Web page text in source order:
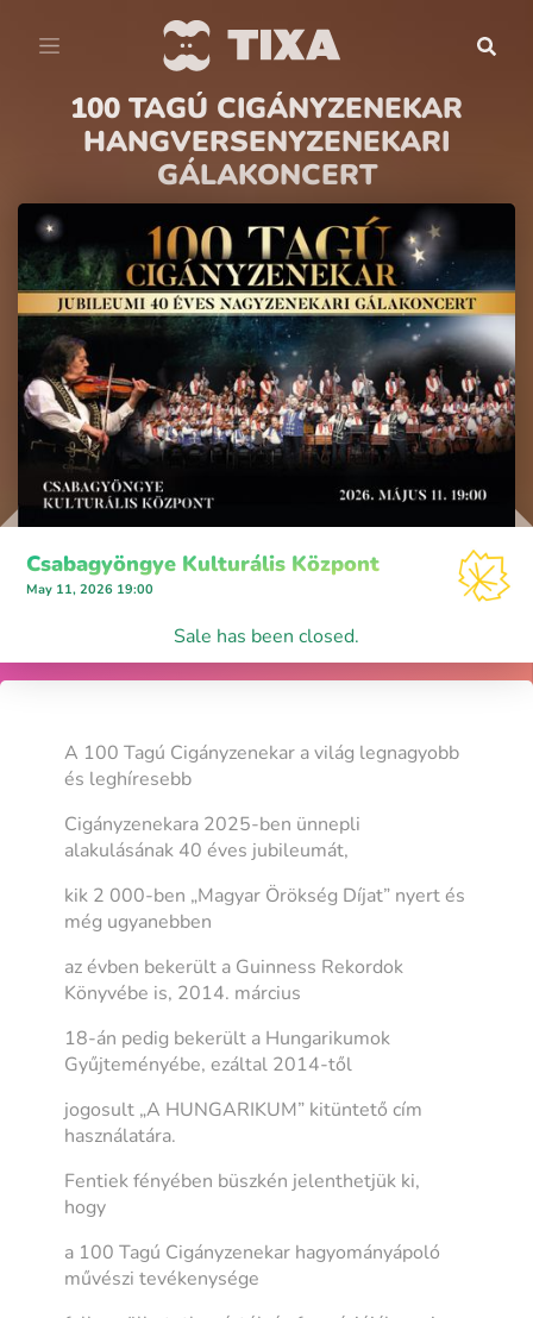
100 TAGÚ CIGÁNYZENEKAR
HANGVERSENYZENEKARI
GÁLAKONCERT
Csabagyöngye Kulturális Központ
May 11, 2026 19:00
Sale has been closed.
A 100 Tagú Cigányzenekar a világ legnagyobb
és leghíresebb
Cigányzenekara 2025-ben ünnepli
alakulásának 40 éves jubileumát,
kik 2 000-ben „Magyar Örökség Díjat” nyert és
még ugyanebben
az évben bekerült a Guinness Rekordok
Könyvébe is, 2014. március
18-án pedig bekerült a Hungarikumok
Gyűjteményébe, ezáltal 2014-től
jogosult „A HUNGARIKUM” kitüntető cím
használatára.
Fentiek fényében büszkén jelenthetjük ki,
hogy
a 100 Tagú Cigányzenekar hagyományápoló
művészi tevékenysége